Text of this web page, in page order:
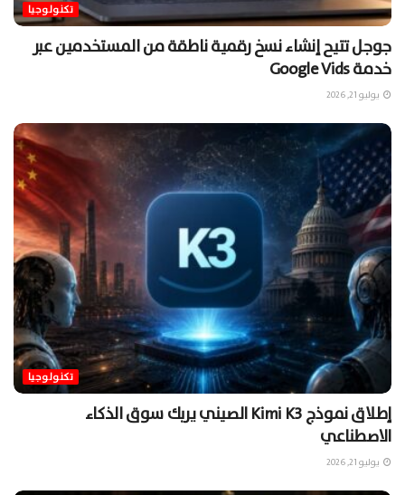
تكنولوجيا
جوجل تتيح إنشاء نسخ رقمية ناطقة من المستخدمين عبر
خدمة Google Vids
يوليو 21, 2026
تكنولوجيا
إطلاق نموذج Kimi K3 الصيني يربك سوق الذكاء
الاصطناعي
يوليو 21, 2026